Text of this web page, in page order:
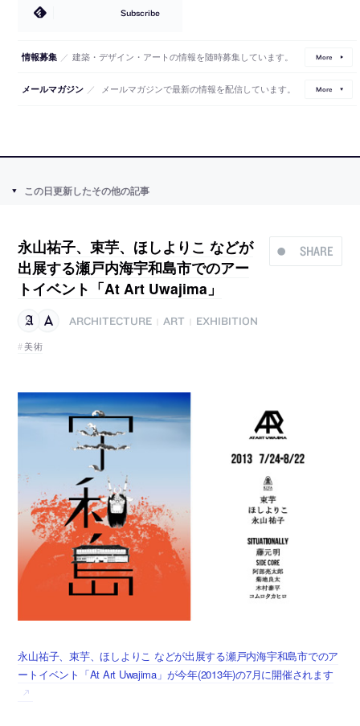
Subscribe
情報募集 ／ 建築・デザイン・アートの情報を随時募集しています。 More
メールマガジン ／ メールマガジンで最新の情報を配信しています。 More
この日更新したその他の記事
SHARE
永山祐子、束芋、ほしよりこ などが
出展する瀬戸内海宇和島市でのアー
トイベント「At Art Uwajima」
ARCHITECTURE ART
EXHIBITION
美術
永山祐子、束芋、ほしよりこ などが出展する瀬戸内海宇和島市でのア
ートイベント「At Art Uwajima」が今年(2013年)の7月に開催されます